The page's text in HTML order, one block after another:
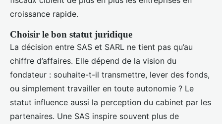
croissance rapide.
Choisir le bon statut juridique
La décision entre SAS et SARL ne tient pas qu’au
chiffre d’affaires. Elle dépend de la vision du
fondateur : souhaite-t-il transmettre, lever des fonds,
ou simplement travailler en toute autonomie ? Le
statut influence aussi la perception du cabinet par les
partenaires. Une SAS inspire souvent plus de